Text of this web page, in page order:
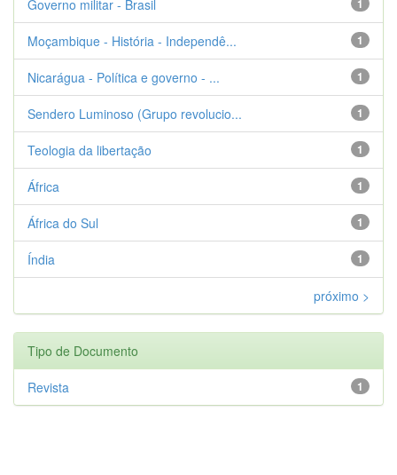
1
Governo militar - Brasil
1
Moçambique - História - Independê...
1
Nicarágua - Política e governo - ...
1
Sendero Luminoso (Grupo revolucio...
1
Teologia da libertação
1
África
1
África do Sul
1
Índia
próximo >
Tipo de Documento
1
Revista